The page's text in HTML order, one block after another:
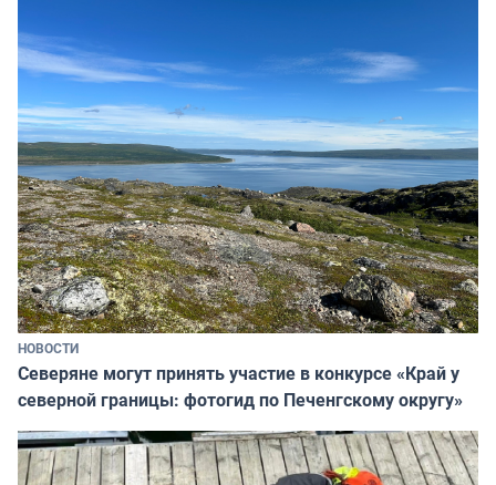
НОВОСТИ
Северяне могут принять участие в конкурсе «Край у
северной границы: фотогид по Печенгскому округу»